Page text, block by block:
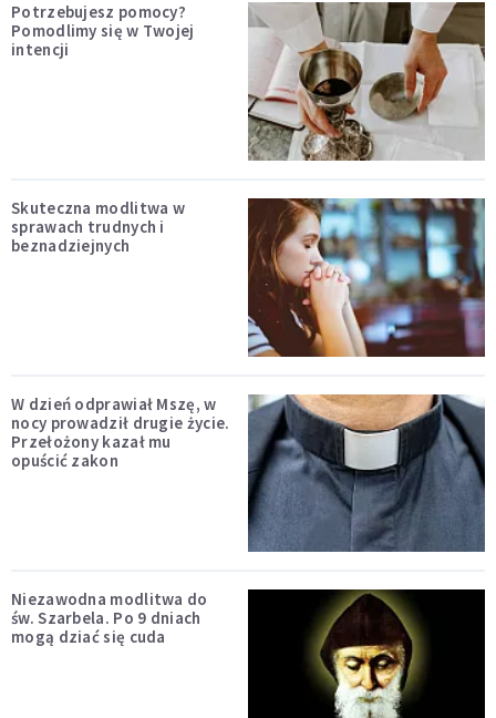
Potrzebujesz pomocy?
Pomodlimy się w Twojej
intencji
Skuteczna modlitwa w
sprawach trudnych i
beznadziejnych
W dzień odprawiał Mszę, w
nocy prowadził drugie życie.
Przełożony kazał mu
opuścić zakon
Niezawodna modlitwa do
św. Szarbela. Po 9 dniach
mogą dziać się cuda